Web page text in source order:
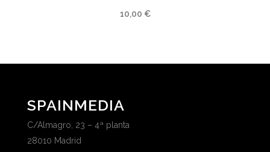
10,00 €
SPAINMEDIA
C/Almagro, 23 – 4ª planta
28010 Madrid